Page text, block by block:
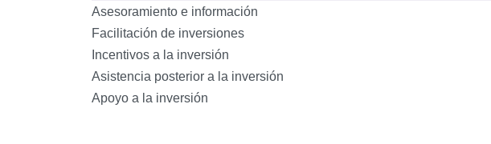
Asesoramiento e información
Facilitación de inversiones
Incentivos a la inversión
Asistencia posterior a la inversión
Apoyo a la inversión